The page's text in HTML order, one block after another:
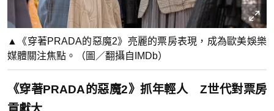
▲《穿著PRADA的惡魔2》亮麗的票房表現，成為歐美娛樂
媒體關注焦點。（圖／翻攝自IMDb）
《穿著PRADA的惡魔2》抓年輕人 Z世代對票房